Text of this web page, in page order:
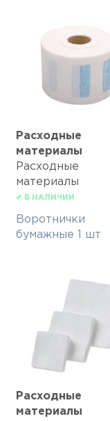
Расходные
материалы
Расходные
материалы
✔ В НАЛИЧИИ
Воротнички
бумажные 1 шт
Расходные
материалы